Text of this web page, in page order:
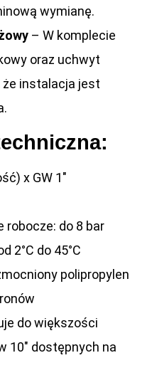
wymianę.
– W komplecie
oraz uchwyt
że instalacja jest
x GW 1″
do 8 bar
2°C do 45°C
polipropylen
do większości
10″ dostępnych na